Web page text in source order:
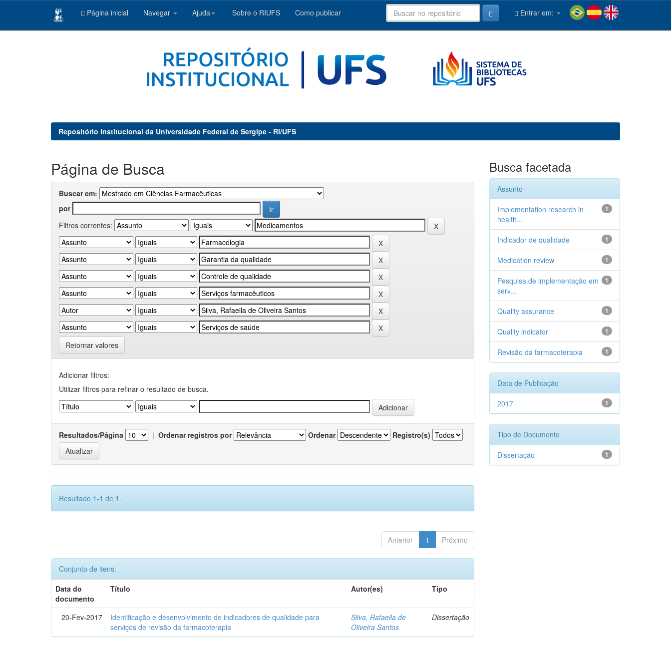
Página inicial Navegar Ajuda Sobre o RIUFS Como publicar Entrar em:
Repositório Institucional da Universidade Federal de Sergipe - RI/UFS
Página de Busca
Buscar em:
por
Filtros correntes:
Retornar valores
Adicionar filtros:
Utilizar filtros para refinar o resultado de busca.
Resultados/Página | Ordenar registros por Ordenar Registro(s)
Resultado 1-1 de 1.
Anterior 1 Próximo
Conjunto de itens:
Data do
documento
Título Autor(es) Tipo
20-Fev-2017
Identificação e desenvolvimento de indicadores de qualidade para
serviços de revisão da farmacoterapia
Silva, Rafaella de
Oliveira Santos
Dissertação
Busca facetada
Assunto
1
Implementation research in
health...
1
Indicador de qualidade
1
Medication review
1
Pesquisa de implementação em
serv...
1
Quality assurance
1
Quality indicator
1
Revisão da farmacoterapia
Data de Publicação
1
2017
Tipo de Documento
1
Dissertação